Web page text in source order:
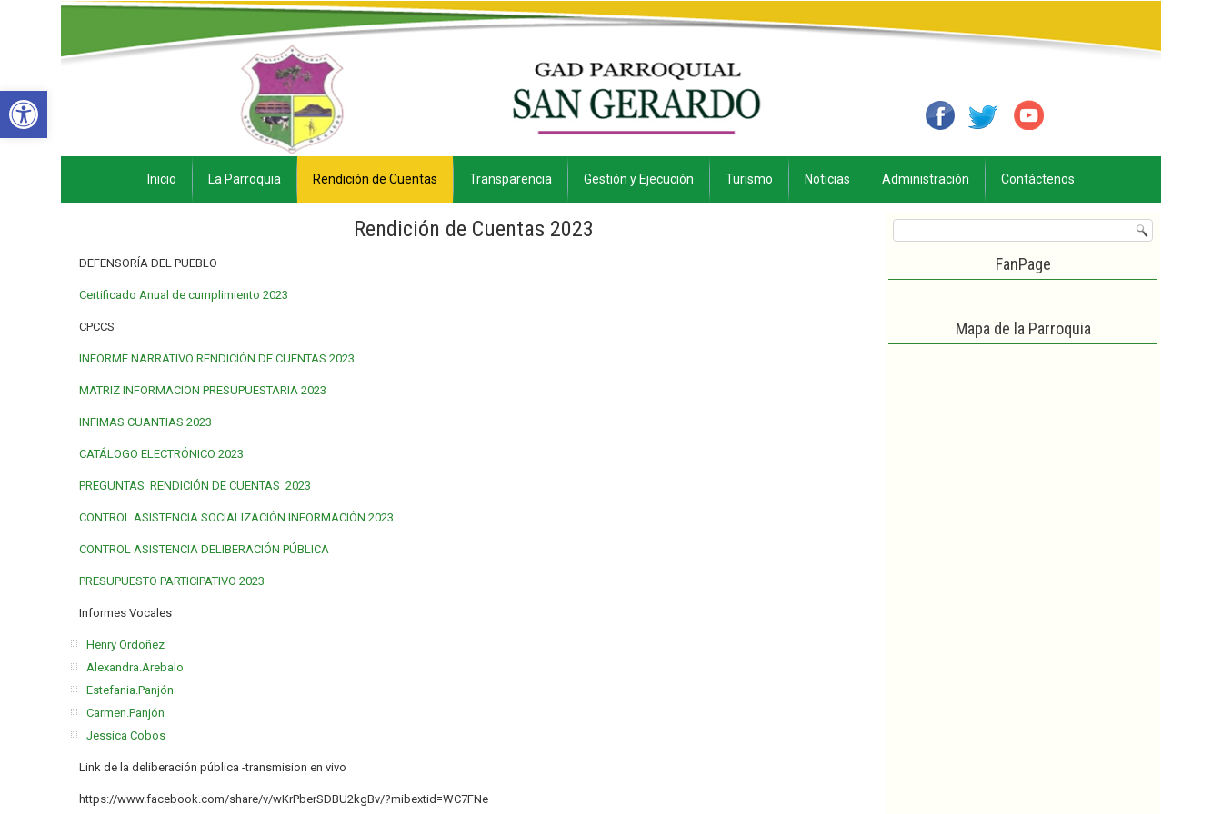
Abrir barra de herramientas
Inicio La Parroquia Rendición de Cuentas Transparencia Gestión y Ejecución Turismo Noticias Administración Contáctenos
Rendición de Cuentas 2023
DEFENSORÍA DEL PUEBLO
Certificado Anual de cumplimiento 2023
CPCCS
INFORME NARRATIVO RENDICIÓN DE CUENTAS 2023
MATRIZ INFORMACION PRESUPUESTARIA 2023
INFIMAS CUANTIAS 2023
CATÁLOGO ELECTRÓNICO 2023
PREGUNTAS RENDICIÓN DE CUENTAS 2023
CONTROL ASISTENCIA SOCIALIZACIÓN INFORMACIÓN 2023
CONTROL ASISTENCIA DELIBERACIÓN PÚBLICA
PRESUPUESTO PARTICIPATIVO 2023
Informes Vocales
Henry Ordoñez
Alexandra.Arebalo
Estefania.Panjón
Carmen.Panjón
Jessica Cobos
Link de la deliberación pública -transmision en vivo
https://www.facebook.com/share/v/wKrPberSDBU2kgBv/?mibextid=WC7FNe
FanPage
Mapa de la Parroquia